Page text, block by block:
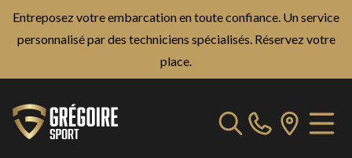
Entreposez votre embarcation en toute confiance. Un service
personnalisé par des techniciens spécialisés. Réservez votre
place.